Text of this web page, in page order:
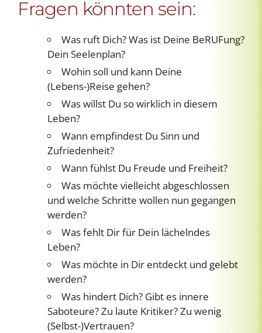
Fragen könnten sein:
Was ruft Dich? Was ist Deine BeRUFung?
Dein Seelenplan?
Wohin soll und kann Deine
(Lebens-)Reise gehen?
Was willst Du so wirklich in diesem
Leben?
Wann empfindest Du Sinn und
Zufriedenheit?
Wann fühlst Du Freude und Freiheit?
Was möchte vielleicht abgeschlossen
und welche Schritte wollen nun gegangen
werden?
Was fehlt Dir für Dein lächelndes
Leben?
Was möchte in Dir entdeckt und gelebt
werden?
Was hindert Dich? Gibt es innere
Saboteure? Zu laute Kritiker? Zu wenig
(Selbst-)Vertrauen?